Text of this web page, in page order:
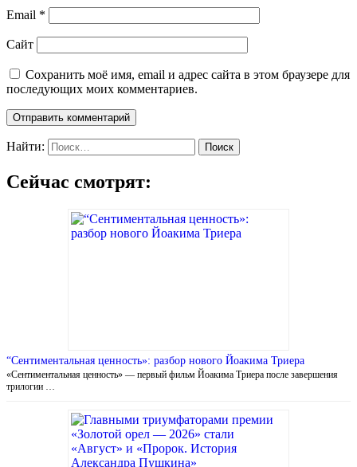
Email *
Сайт
Сохранить моё имя, email и адрес сайта в этом браузере для
последующих моих комментариев.
Найти:
Сейчас смотрят:
“Сентиментальная ценность»: разбор нового Йоакима Триера
«Сентиментальная ценность» — первый фильм Йоакима Триера после завершения
трилогии …